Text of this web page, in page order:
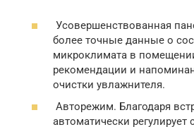
Усовершенствованная
более точные данные о
микроклимата в
рекомендации и
очистки увлажнителя.
Авторежим. Благодаря
автоматически регулирует